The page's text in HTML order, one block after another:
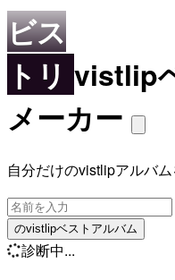
ビス
トリ vistlip
メーカー
自分だけのvistlipアルバム
のvistlipベストアルバム
診断中...